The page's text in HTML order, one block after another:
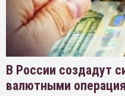
В России создадут
валютными